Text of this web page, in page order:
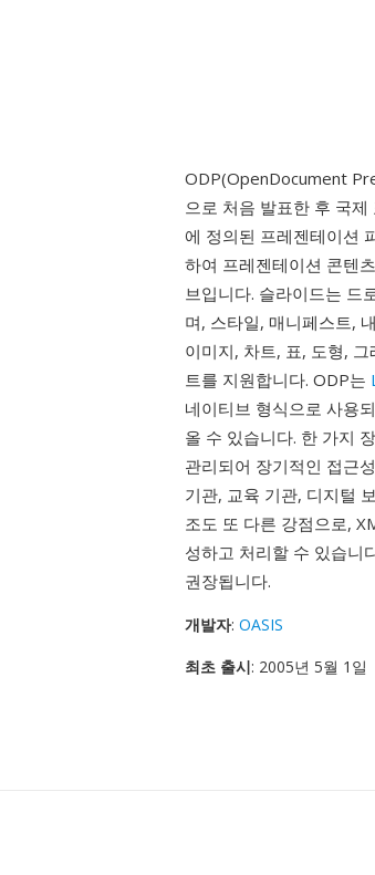
ODP(OpenDocument
으로 처음 발표한 후 국
에 정의된 프레젠테이션
하여 프레젠테이션 콘텐
브입니다. 슬라이드는 드
며, 스타일, 매니페스트,
이미지, 차트, 표, 도형,
트를 지원합니다. ODP는
네이티브 형식으로 사용
올 수 있습니다. 한 가지
관리되어 장기적인 접근
기관, 교육 기관, 디지털
조도 또 다른 강점으로,
성하고 처리할 수 있습니
권장됩니다.
개발자: OASIS
최초 출시: 2005년 5월 1일